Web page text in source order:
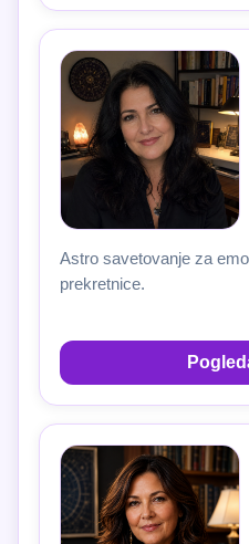
Astro savetovanje za
prekretnice.